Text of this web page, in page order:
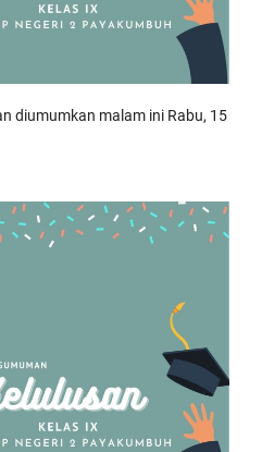
diumumkan malam ini Rabu, 15